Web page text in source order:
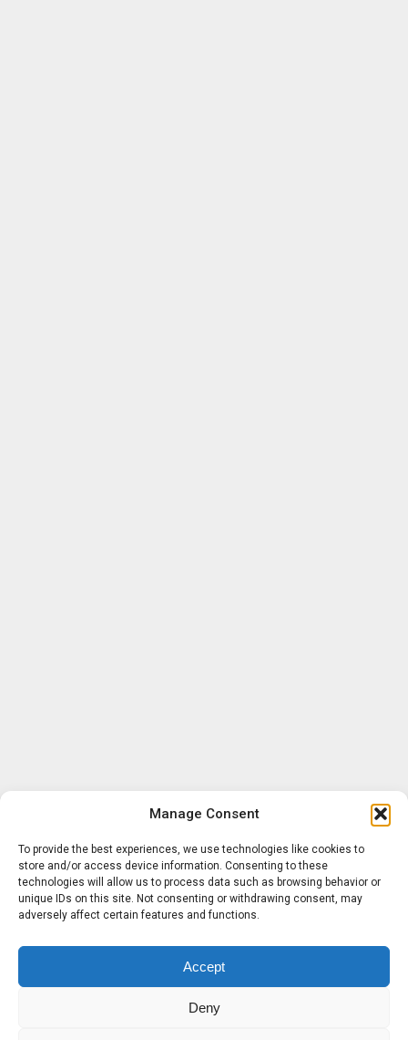
Manage Consent
To provide the best experiences, we use technologies like cookies to
store and/or access device information. Consenting to these
technologies will allow us to process data such as browsing behavior or
unique IDs on this site. Not consenting or withdrawing consent, may
adversely affect certain features and functions.
Accept
Deny